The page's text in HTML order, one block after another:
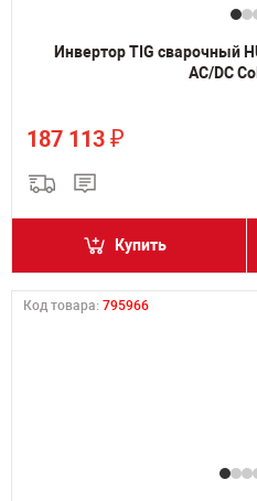
Инвертор TIG сварочный
AC/DC
187 113 ₽
Купить
Код товара: 795966